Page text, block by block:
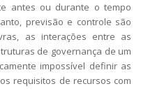
antes ou durante o tempo
previsão e controle são
as interações entre as
de governança de um
impossível definir as
requisitos de recursos com